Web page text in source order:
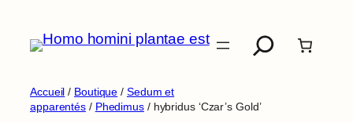
contenu
Accueil / Boutique / Sedum et
apparentés / Phedimus/ hybridus ‘Czar’s Gold’